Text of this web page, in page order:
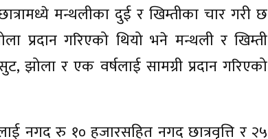
मन्थलीका दुई र खिम्तीका चार गरी छ
प्रदान गरिएको थियो भने मन्थली र खिम्ती
झोला र एक वर्षलाई सामग्री प्रदान गरिएको
नगद रु १० हजारसहित नगद छात्रवृत्ति र २५